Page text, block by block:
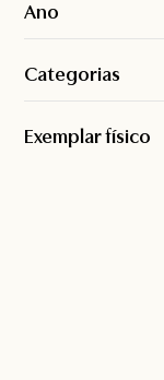
Ano
Categorias
Exemplar físico